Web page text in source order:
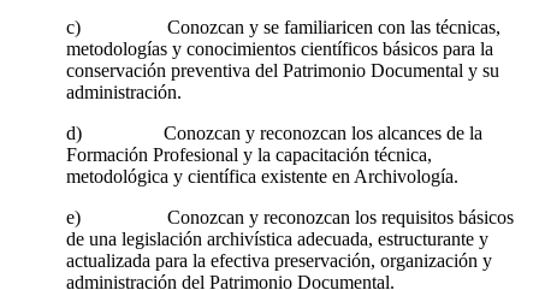
c) Conozcan y se familiaricen con las técnicas,
metodologías y conocimientos científicos básicos para la
conservación preventiva del Patrimonio Documental y su
administración.
d) Conozcan y reconozcan los alcances de la
Formación Profesional y la capacitación técnica,
metodológica y científica existente en Archivología.
e) Conozcan y reconozcan los requisitos básicos
de una legislación archivística adecuada, estructurante y
actualizada para la efectiva preservación, organización y
administración del Patrimonio Documental.